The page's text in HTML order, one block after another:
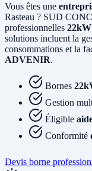
Vous êtes une
Rasteau ? SUD
professionnelles
solutions incluent la
consommations et la
ADVENIR.
Bornes
Gestion
Éligible
Conformité
Devis borne